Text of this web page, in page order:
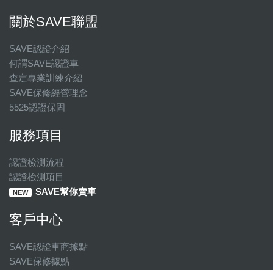
關於SAVE聯盟
SAVE認證介紹
何謂SAVE認證車
查定專業訓練介紹
SAVE保修經營理念
5525認證保固
服務項目
認證檢測流程
認證檢測項目
NEW SAVE幫你賣車
客戶中心
SAVE認證車商據點
SAVE保修據點